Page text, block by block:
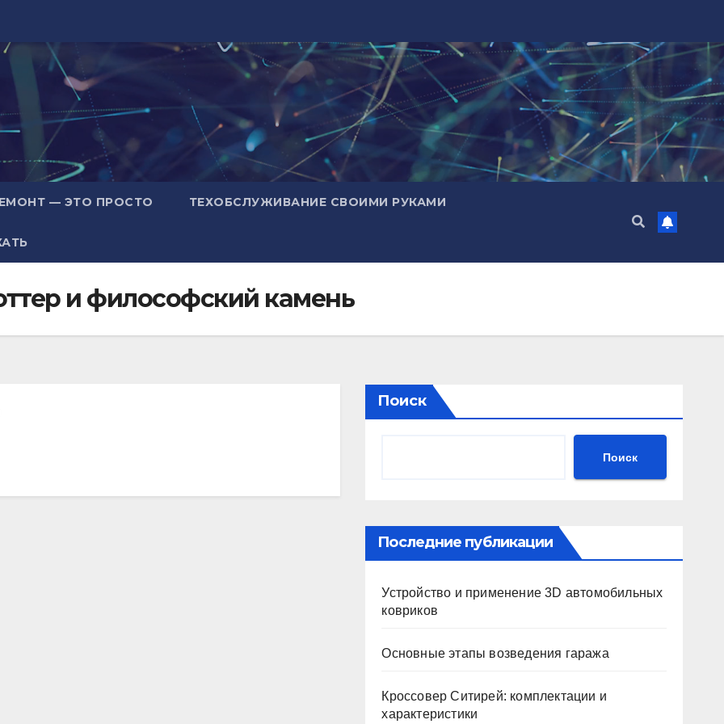
— ЭТО ПРОСТО ТЕХОБСЛУЖИВАНИЕ СВОИМИ РУКАМИ
и философский камень
Поиск
Поиск
Последние публикации
Устройство и применение 3D автомобильных
ковриков
Основные этапы возведения гаража
Кроссовер Ситирей: комплектации и
характеристики